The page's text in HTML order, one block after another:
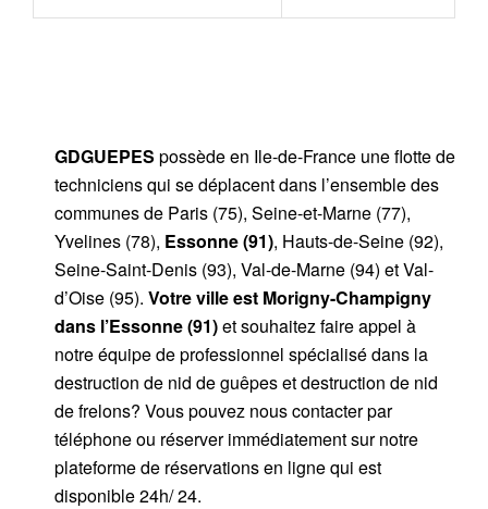
GDGUEPES possède en Ile-de-France une flotte de
techniciens qui se déplacent dans l’ensemble des
communes de Paris (75), Seine-et-Marne (77),
Yvelines (78), Essonne (91), Hauts-de-Seine (92),
Seine-Saint-Denis (93), Val-de-Marne (94) et Val-
d’Oise (95). Votre ville est Morigny-Champigny
dans l’Essonne (91)et souhaitez faire appel à
notre équipe de professionnel spécialisé dans la
destruction de nid de guêpes et destruction de nid
de frelons? Vous pouvez nous contacter par
téléphone ou réserver immédiatement sur notre
plateforme de réservations en ligne qui est
disponible 24h/ 24.